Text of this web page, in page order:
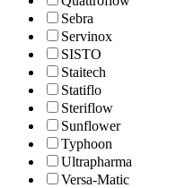
Sebra
Servinox
SISTO
Staitech
Statiflo
Steriflow
Sunflower
Typhoon
Ultrapharma
Versa-Matic